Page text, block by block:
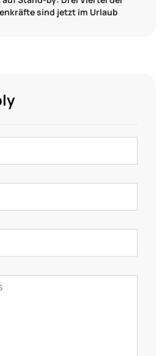
sind jetzt im Urlaub